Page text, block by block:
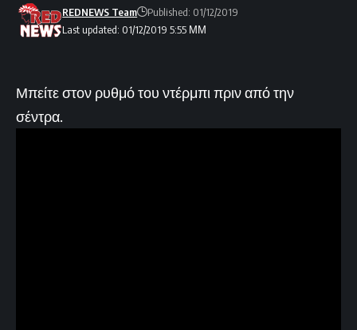
Last updated: 01/12/2019 5:55 ΜΜ
REDNEWS Team Published: 01/12/2019
Μπείτε στον ρυθμό του ντέρμπι πριν από την
σέντρα.